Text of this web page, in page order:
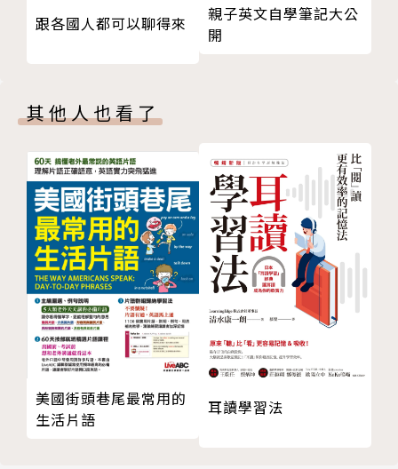
學的表達用法、文法字彙以及文章構造。
特色七：自我學習評量，隨時掌握課程吸收度
上完一章節想知道自己吸收了多少，就翻到自我學習評
量。一頁就能輕鬆了解自身的學習進度，也可以複習每
章的核心內容。
特色八：正統韓語QRCode發音音檔
搭配韓國老師標準發音音檔，彷彿置身在首爾大學教室
學習韓語，感受最道地純正的韓語發音。
作者簡介
首爾大學語言教育院
1. 한국인과 유교 사상 韓國人與儒教思想
보충 자료 補充資料
번역 閱讀文章翻譯
듣기 지문 聽力原文
모범 답안 標準答案
어휘 색인 單字索引
跟各國人都可以聊得來
親子英文自學筆記大公
開
其他人也看了
美國街頭巷尾最常用的
生活片語
耳讀學習法